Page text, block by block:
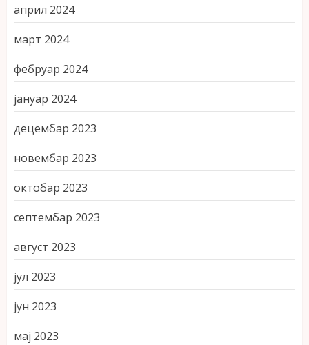
април 2024
март 2024
фебруар 2024
јануар 2024
децембар 2023
новембар 2023
октобар 2023
септембар 2023
август 2023
јул 2023
јун 2023
мај 2023